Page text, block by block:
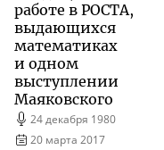
работе в РОСТА,
выдающихся
математиках
и одном
выступлении
Маяковского
24 декабря 1980
20 марта 2017